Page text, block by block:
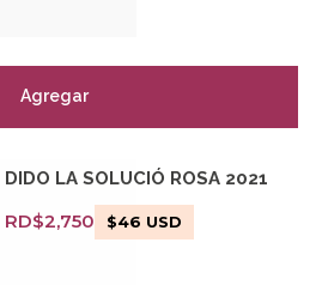
Agregar
DIDO LA SOLUCIÓ ROSA 2021
RD$2,750 $46 USD